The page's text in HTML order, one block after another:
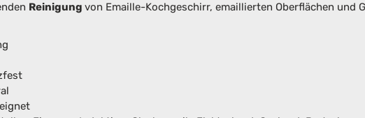
Reinigung von Emaille-Kochgeschirr, emaillierten Oberflächen und